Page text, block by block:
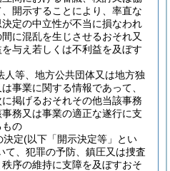
開示することにより、率直な
定の中立性が不当に損なわれ
に混乱を生じさせるおそれ又
与え若しくは不利益を及ぼす
人等、地方公共団体又は地方独
事業に関する情報であって、
掲げるおそれその他当該事務
務又は事業の適正な遂行に支
もの
決定(以下「開示決定等」とい
て、犯罪の予防、鎮圧又は捜査
序の維持に支障を及ぼすおそ